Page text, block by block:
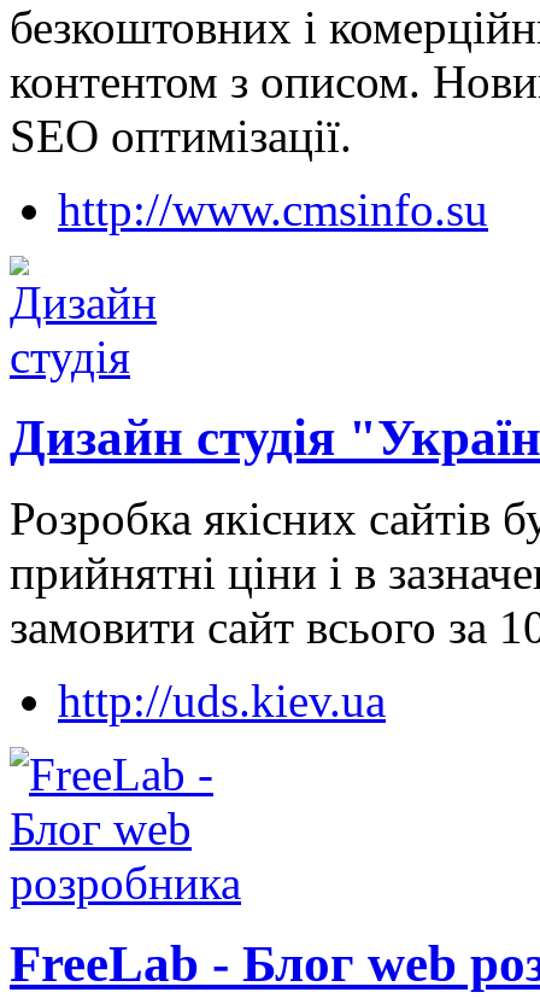
безкоштовних і
контентом з описом.
SEO оптимізації.
http://www.cmsinfo.su
Дизайн студія
Розробка якісних сайтів
прийнятні ціни і в
замовити сайт всього за
http://uds.kiev.ua
FreeLab - Блог web